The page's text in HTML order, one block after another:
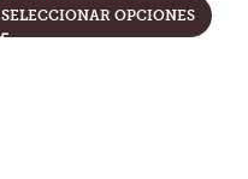
SELECCIONAR OPCIONES